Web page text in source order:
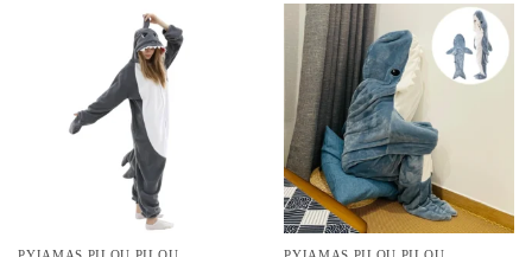
peuvent
plusieurs
variations.
Les
options
peuvent
être
choisies
sur
la
PYJAMAS PILOU PILOU PYJAMAS PILOU PILOU